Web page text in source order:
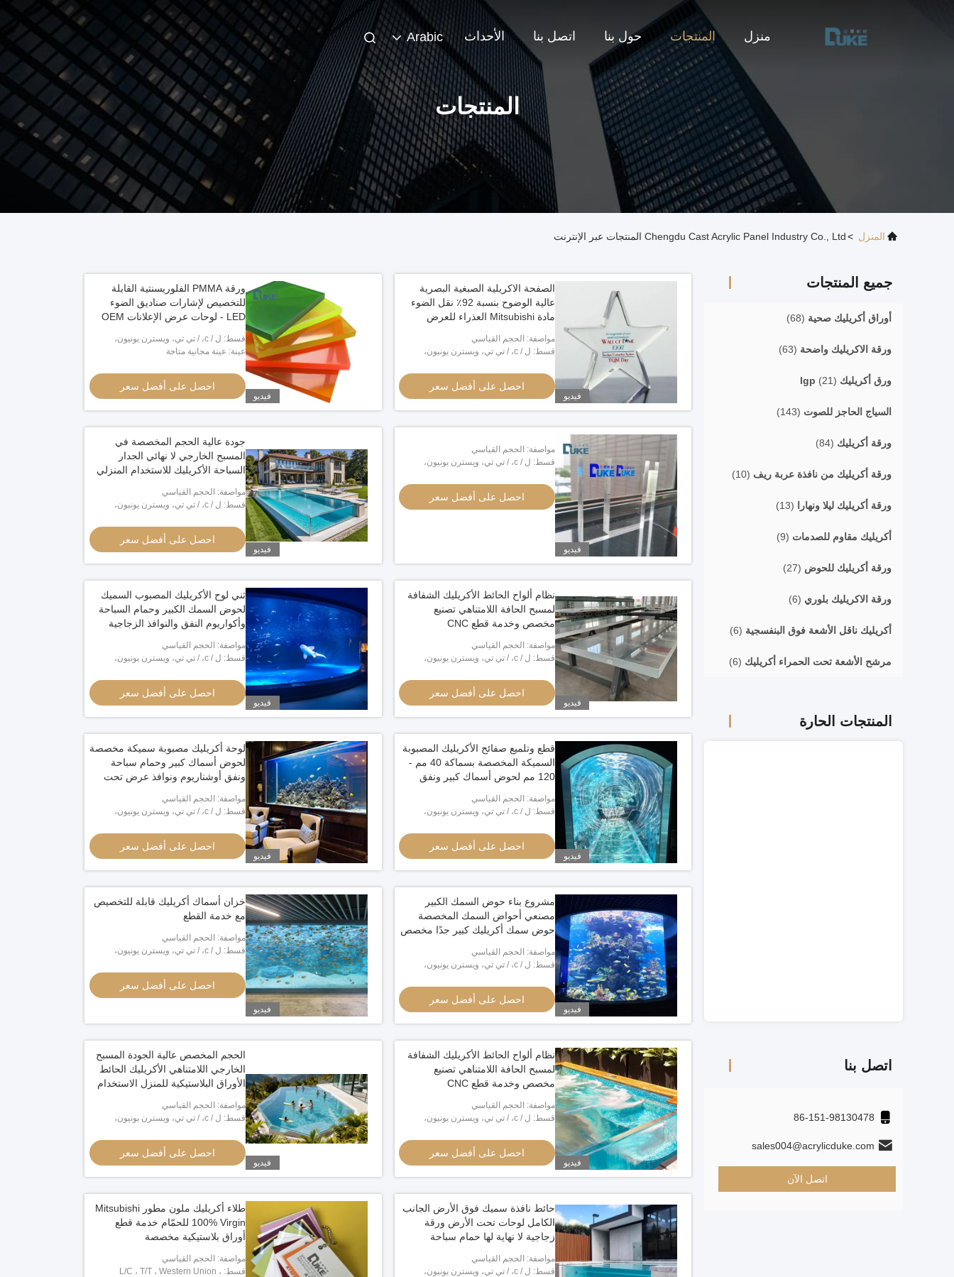
منزل المنتجات حول بنا اتصل بنا الأحداث Arabic
المنتجات
المنزل >Chengdu Cast Acrylic Panel Industry Co., Ltd المنتجات عبر الإنترنت
جميع المنتجات
أوراق أكريليك صحية (68)
ورقة الاكريليك واضحة (63)
ورق أكريليك lgp (21)
السياج الحاجز للصوت (143)
ورقة أكريليك (84)
ورقة أكريليك من نافذة عربة ريف (10)
ورقة أكريليك ليلا ونهارا (13)
أكريليك مقاوم للصدمات (9)
ورقة أكريليك للحوض (27)
ورقة الاكريليك بلوري (6)
أكريليك ناقل الأشعة فوق البنفسجية (6)
مرشح الأشعة تحت الحمراء أكريليك (6)
المنتجات الحارة
أوراق أكريليك صحية ذات براقة عالية
احصل على أفضل
أوراق أكريليك صحية 4 × 8 من زجاجي
احصل على أفضل سعر
1أوراق أكريليك مضاءة على الحافة من 8
ملم 2 ملم 2.5 ملم
احصل على أفضل سعر
اتصل بنا
86-151-98130478
sales004@acrylicduke.com
اتصل الآن
فيديو
الصفحة الاكريلية الصبغية البصرية
عالية الوضوح بنسبة 92٪ نقل الضوء
مادة Mitsubishi العذراء للعرض
مواصفة: الحجم القياسي
قسط: ل / c، / تي تي، ويسترن يونيون،
احصل على أفضل سعر
فيديو
ورقة PMMA الفلوريسنتية القابلة
للتخصيص لإشارات صناديق الضوء
LED - لوحات عرض الإعلانات OEM
قسط: ل / c، / تي تي، ويسترن يونيون،
مونيغرام، بايبال
عينة: عينة مجانية متاحة
احصل على أفضل سعر
فيديو
مواصفة: الحجم القياسي
قسط: ل / c، / تي تي، ويسترن يونيون،
احصل على أفضل سعر
فيديو
جودة عالية الحجم المخصصة في
المسبح الخارجي لا نهائي الجدار
السباحة الأكريليك للاستخدام المنزلي
مواصفة: الحجم القياسي
قسط: ل / c، / تي تي، ويسترن يونيون،
احصل على أفضل سعر
فيديو
نظام ألواح الحائط الأكريليك الشفافة
لمسبح الحافة اللامتناهي تصنيع
مخصص وخدمة قطع CNC
مواصفة: الحجم القياسي
قسط: ل / c، / تي تي، ويسترن يونيون،
احصل على أفضل سعر
فيديو
ثني لوح الأكريليك المصبوب السميك
لحوض السمك الكبير وحمام السباحة
وأكواريوم النفق والنوافذ الزجاجية
مواصفة: الحجم القياسي
قسط: ل / c، / تي تي، ويسترن يونيون،
احصل على أفضل سعر
فيديو
قطع وتلميع صفائح الأكريليك المصبوبة
السميكة المخصصة بسماكة 40 مم -
120 مم لحوض أسماك كبير ونفق
مواصفة: الحجم القياسي
قسط: ل / c، / تي تي، ويسترن يونيون،
احصل على أفضل سعر
فيديو
لوحة أكريليك مصبوبة سميكة مخصصة
لحوض أسماك كبير وحمام سباحة
ونفق أوشناريوم ونوافذ عرض تحت
مواصفة: الحجم القياسي
قسط: ل / c، / تي تي، ويسترن يونيون،
احصل على أفضل سعر
فيديو
مشروع بناء حوض السمك الكبير
مصنعي أحواض السمك المخصصة
حوض سمك أكريليك كبير جدًا مخصص
مواصفة: الحجم القياسي
قسط: ل / c، / تي تي، ويسترن يونيون،
احصل على أفضل سعر
فيديو
خزان أسماك أكريليك قابلة للتخصيص
مع خدمة القطع
مواصفة: الحجم القياسي
قسط: ل / c، / تي تي، ويسترن يونيون،
احصل على أفضل سعر
فيديو
نظام ألواح الحائط الأكريليك الشفافة
لمسبح الحافة اللامتناهي تصنيع
مخصص وخدمة قطع CNC
مواصفة: الحجم القياسي
قسط: ل / c، / تي تي، ويسترن يونيون،
احصل على أفضل سعر
فيديو
الحجم المخصص عالية الجودة المسبح
الخارجي اللامتناهي الأكريليك الحائط
الأوراق البلاستيكية للمنزل الاستخدام
مواصفة: الحجم القياسي
قسط: ل / c، / تي تي، ويسترن يونيون،
احصل على أفضل سعر
حائط نافذة سميك فوق الأرض الجانب
الكامل لوحات تحت الأرض ورقة
زجاجية لا نهاية لها حمام سباحة
مواصفة: الحجم القياسي
قسط: ل / c، / تي تي، ويسترن يونيون،
طلاء أكريليك ملون مطور Mitsubishi
100% Virgin للحمّام خدمة قطع
أوراق بلاستيكية مخصصة
مواصفة: الحجم القياسي
قسط: L/C ، T/T ، Western Union ،